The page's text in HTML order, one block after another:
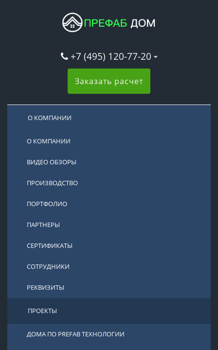
+7 (495) 120-77-20
Заказать расчет
О КОМПАНИИ
О КОМПАНИИ
ВИДЕО ОБЗОРЫ
ПРОИЗВОДСТВО
ПОРТФОЛИО
ПАРТНЕРЫ
СЕРТИФИКАТЫ
СОТРУДНИКИ
РЕКВИЗИТЫ
ПРОЕКТЫ
ДОМА ПО PREFAB ТЕХНОЛОГИИ